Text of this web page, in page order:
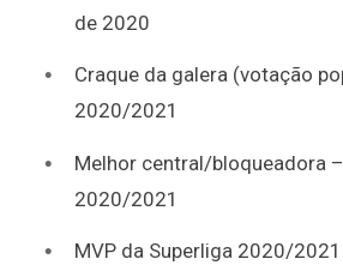
de 2020
Craque da galera (votação
2020/2021
Melhor central/bloqueadora
2020/2021
MVP da Superliga 2020/2021